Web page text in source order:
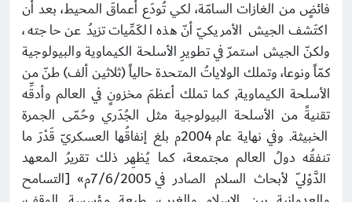
فائضٍ من الغازات السامّة، لكي تُودَع أعماقَ المحيط، بعد أن
اكتَشف الجيش الأمريكيّ أنّ هذه الكَمِّيات تزيدُ عن حاجته،
ولكنّ الجيش استمرّ في تطويرِ الأسلحة الكيماوية والبيولوجية
كمّاً ونوعا، وتملك الولاياتُ المتحدة حالياً (ثلاثين ألف) طنّ من
الأسلحة الكيماوية, كما تملك أعظمَ مخزونٍ في العالم وأدقِّه
تقنيةً من الأسلحة البيولوجية مثل الجُدَري وحُمّى الجمرة
الخبيثة. وفي نهاية عام 2004م بلغ إنفاقُها العسكريّ قَدْرَ ما
تنفقُه دولُ العالم مجتمعة، كما يُظهِر ذلك تقريرُ المعهد
الدَّوْليّ لأبحاث السلام الصادر في 7/6/2005م» [التسامح